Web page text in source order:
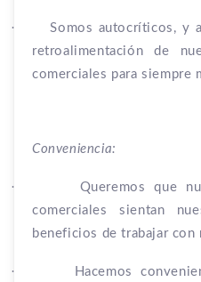
·
Somos autocríticos, y
retroalimentación de
comerciales para siempre
Conveniencia:
·
Queremos que
comerciales sientan
beneficios de trabajar con
·
Hacemos